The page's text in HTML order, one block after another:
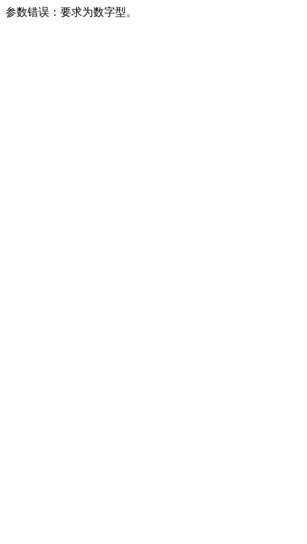
参数错误：要求为数字型。